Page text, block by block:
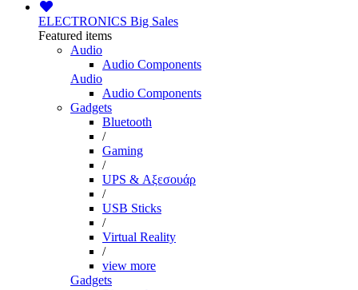
ELECTRONICS Big Sales
Featured items
Audio
Audio Components
Audio
Audio Components
Gadgets
Bluetooth
/
Gaming
/
UPS & Αξεσουάρ
/
USB Sticks
/
Virtual Reality
/
view more
Gadgets